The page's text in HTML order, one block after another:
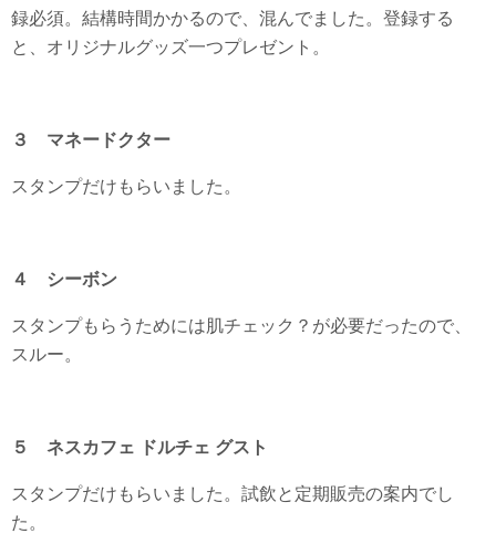
録必須。結構時間かかるので、混んでました。登録する
と、オリジナルグッズ一つプレゼント。
３ マネードクター
スタンプだけもらいました。
４ シーボン
スタンプもらうためには肌チェック？が必要だったので、
スルー。
５ ネスカフェ ドルチェ グスト
スタンプだけもらいました。試飲と定期販売の案内でし
た。